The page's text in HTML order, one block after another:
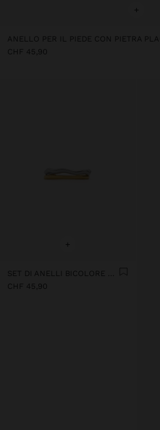
+
CHF 45,90
+
SET DI ANELLI BICOLORE PER LE DITA DEL PIEDE PLACCATO ORO 18K - ARGENTO STERLING 925
CHF 45,90